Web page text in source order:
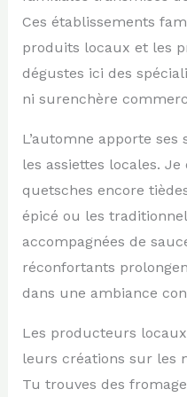
Ces établissements
produits locaux et les
dégustes ici des
ni surenchère
L’automne apporte
les assiettes locales.
quetsches encore
épicé ou les
accompagnées de
réconfortants
dans une ambiance
Les producteurs
leurs créations sur les
Tu trouves des